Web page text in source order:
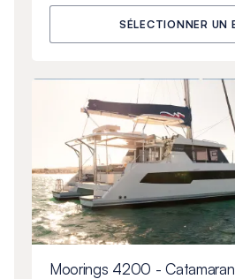
SÉLECTIONNER UN
Moorings 4200 -